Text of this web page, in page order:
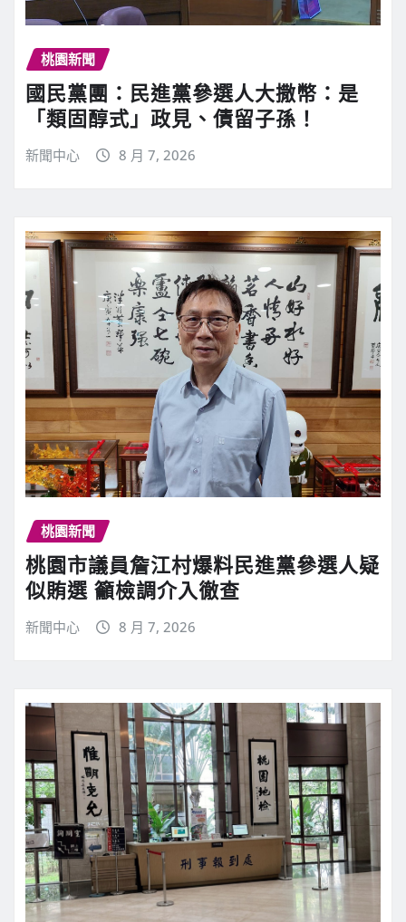
桃園新聞
國民黨團：民進黨參選人大撒幣：是
「類固醇式」政見、債留子孫！
新聞中心 8 月 7, 2026
桃園新聞
桃園市議員詹江村爆料民進黨參選人疑
似賄選 籲檢調介入徹查
新聞中心 8 月 7, 2026